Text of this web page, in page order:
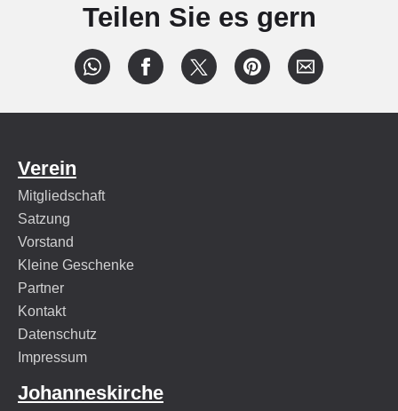
Teilen Sie es gern
Verein
Mitgliedschaft
Satzung
Vorstand
Kleine Geschenke
Partner
Kontakt
Datenschutz
Impressum
Johanneskirche